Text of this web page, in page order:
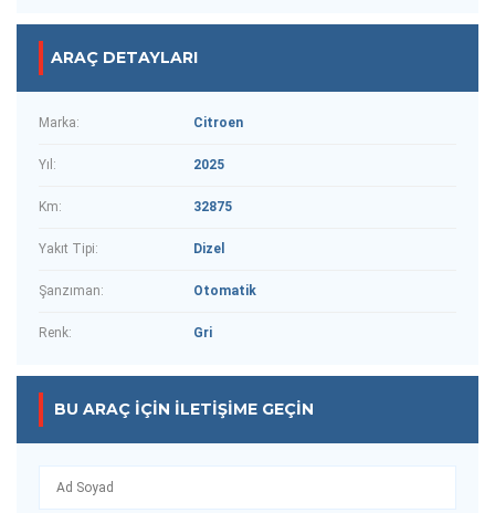
ARAÇ DETAYLARI
Marka: Citroen
Yıl: 2025
Km: 32875
Yakıt Tipi: Dizel
Şanzıman: Otomatik
Renk: Gri
BU ARAÇ IÇIN İLETIŞIME GEÇIN